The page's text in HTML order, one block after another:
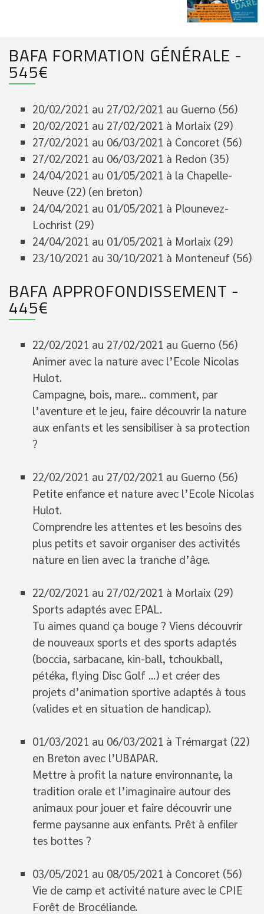
BAFA FORMATION GÉNÉRALE -
545€
20/02/2021 au 27/02/2021 au Guerno (56)
20/02/2021 au 27/02/2021 à Morlaix (29)
27/02/2021 au 06/03/2021 à Concoret (56)
27/02/2021 au 06/03/2021 à Redon (35)
24/04/2021 au 01/05/2021 à la Chapelle-
Neuve (22) (en breton)
24/04/2021 au 01/05/2021 à Plounevez-
Lochrist (29)
24/04/2021 au 01/05/2021 à Morlaix (29)
23/10/2021 au 30/10/2021 à Monteneuf (56)
BAFA APPROFONDISSEMENT -
445€
22/02/2021 au 27/02/2021 au Guerno (56)
Animer avec la nature avec l’Ecole Nicolas
Hulot.
Campagne, bois, mare... comment, par
l’aventure et le jeu, faire découvrir la nature
aux enfants et les sensibiliser à sa protection
?
22/02/2021 au 27/02/2021 au Guerno (56)
Petite enfance et nature avec l’Ecole Nicolas
Hulot.
Comprendre les attentes et les besoins des
plus petits et savoir organiser des activités
nature en lien avec la tranche d’âge.
22/02/2021 au 27/02/2021 à Morlaix (29)
Sports adaptés avec EPAL.
Tu aimes quand ça bouge ? Viens découvrir
de nouveaux sports et des sports adaptés
(boccia, sarbacane, kin-ball, tchoukball,
pétéka, flying Disc Golf ...) et créer des
projets d’animation sportive adaptés à tous
(valides et en situation de handicap).
01/03/2021 au 06/03/2021 à Trémargat (22)
en Breton avec l’UBAPAR.
Mettre à profit la nature environnante, la
tradition orale et l’imaginaire autour des
animaux pour jouer et faire découvrir une
ferme paysanne aux enfants. Prêt à enfiler
tes bottes ?
03/05/2021 au 08/05/2021 à Concoret (56)
Vie de camp et activité nature avec le CPIE
Forêt de Brocéliande.